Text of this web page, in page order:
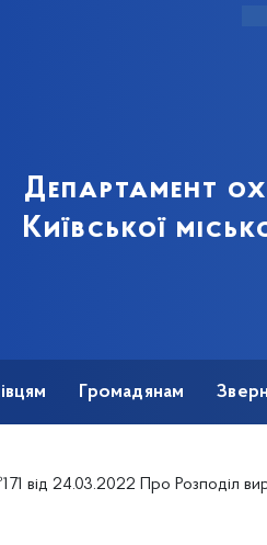
Департамент
Київської
Громадянам
виробів для оперативного лікування судинно-мозкових захворювань, закуплених за кошти Державного бюджету України на 2021